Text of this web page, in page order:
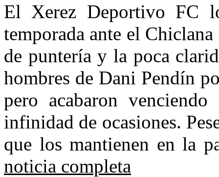
El Xerez Deportivo FC
temporada ante el
de puntería y la poca
hombres de Dani Pendín
pero acabaron
infinidad de ocasiones.
que los mantienen en la
noticia completa